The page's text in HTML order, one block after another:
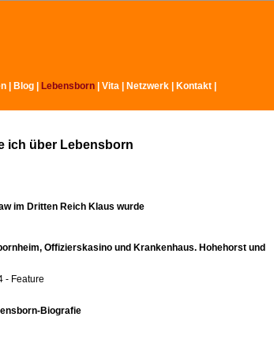
Blog Lebensborn Vita Netzwerk Kontakt
ich über Lebensborn
im Dritten Reich Klaus wurde
Offizierskasino und Krankenhaus. Hohehorst und
- Feature
Biografie